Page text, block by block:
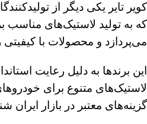
کویر تایر یکی دیگر از
می‌پردازد و محصولات با کیفیتی
این برندها به دلیل رعایت
گزینه‌های معتبر در بازار ایران